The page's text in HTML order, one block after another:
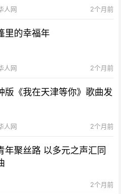
人网 2个月前
里的幸福年
人网 2个月前
版《我在天津等你》歌曲发
人网 2个月前
年聚丝路 以多元之声汇同
2个月前